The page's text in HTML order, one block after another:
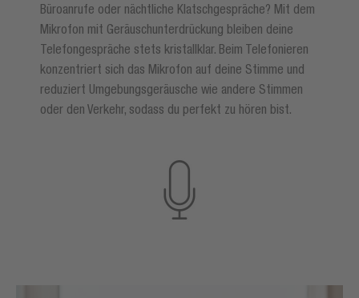
Büroanrufe oder nächtliche Klatschgespräche? Mit dem
Mikrofon mit Geräuschunterdrückung bleiben deine
Telefongespräche stets kristallklar. Beim Telefonieren
konzentriert sich das Mikrofon auf deine Stimme und
reduziert Umgebungsgeräusche wie andere Stimmen
oder den Verkehr, sodass du perfekt zu hören bist.